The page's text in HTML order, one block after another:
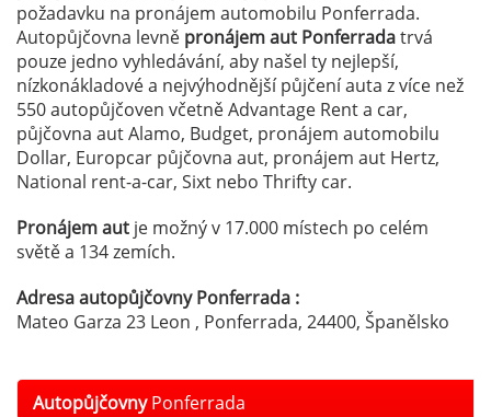
požadavku na pronájem automobilu Ponferrada.
Autopůjčovna levně pronájem aut Ponferradatrvá
pouze jedno vyhledávání, aby našel ty nejlepší,
nízkonákladové a nejvýhodnější půjčení auta z více než
550 autopůjčoven včetně Advantage Rent a car,
půjčovna aut Alamo, Budget, pronájem automobilu
Dollar, Europcar půjčovna aut, pronájem aut Hertz,
National rent-a-car, Sixt nebo Thrifty car.
Pronájem aut je možný v 17.000 místech po celém
světě a 134 zemích.
Adresa autopůjčovny Ponferrada :
Mateo Garza 23 Leon , Ponferrada, 24400, Španělsko
AutopůjčovnyPonferrada